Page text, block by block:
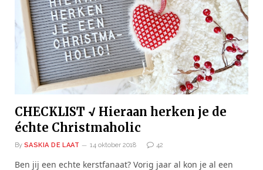
CHECKLIST √ Hieraan herken je de
échte Christmaholic
By SASKIA DE LAAT 14 oktober 2018 42
Ben jij een echte kerstfanaat? Vorig jaar al kon je al een